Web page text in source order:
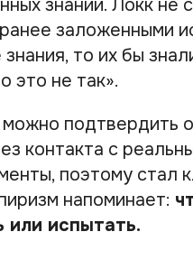
знаний. Локк не
заложенными
то их бы
это не так».
подтвердить
контакта с
поэтому стал
напоминает:
или испытать.